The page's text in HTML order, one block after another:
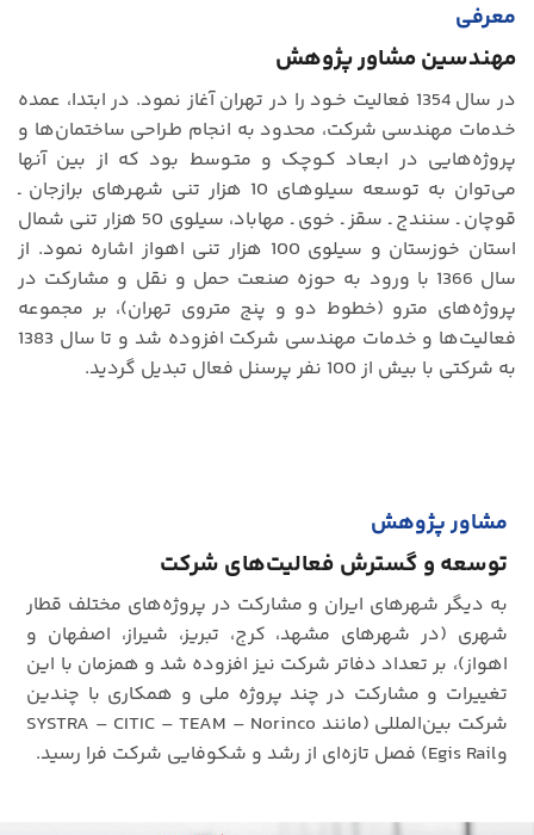
معرفی
مهندسین مشاور پژوهش
در سال 1354 فعالیت خـود را در تهران آغاز نمود. در ابتدا، عمده
خـدمات مهندسی شرکت، محدود به انجام طـراحی ساختمان‌ها و
پروژه‌هایی در ابعـاد کـوچک و متـوسط بود که از بین آنها
می‌توان به توسعه سیلوهـای 10 هزار تنی شهـرهای برازجان ـ
قوچان ـ سنندج ـ سقز ـ خوی ـ مهاباد، سیلوی 50 هزار تنی شمال
استان خوزستان و سیلوی 100 هزار تنی اهواز اشاره نمود. از
سال 1366 با ورود به حوزه صنعت حمل و نقل و مشارکت در
پروژه‌های مترو (خطوط دو و پنج متروی تهران)، بر مجموعه
فعالیت‌ها و خدمات مهندسی شرکت افزوده شد و تا سال 1383
به شرکتی با بیش از 100 نفر پرسنل فعال تبدیل گردید.
مشاور پژوهش
توسعه و گسترش فعالیت‌‎های شرکت
به دیگر شهرهای ایران و مشارکت در پروژه‌های مختلف قطار
شهری (در شهرهای مشهد، کرج، تبریز، شیراز، اصفهان و
اهواز)، بر تعداد دفاتر شرکت نیز افزوده شد و همزمان با این
تغییرات و مشارکت در چند پروژه ملی و همکاری با چندین
شرکت بین‌المللی (مانند SYSTRA – CITIC – TEAM – Norinco
وEgis Rail) فصل تازه‌ای از رشد و شکوفایی شرکت فرا رسید.